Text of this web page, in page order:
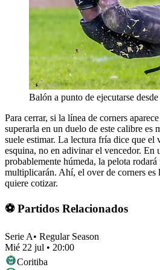
Balón a punto de ejecutarse
Para cerrar, si la línea de corners
superarla en un duelo de este calibre es
suele estimar. La lectura fría dice que el
esquina, no en adivinar el vencedor. En
probablemente húmeda, la pelota
multiplicarán. Ahí, el over de corners es
quiere cotizar.
⚽ Partidos Relacionados
Serie A• Regular Season
Mié 22 jul • 20:00
Coritiba